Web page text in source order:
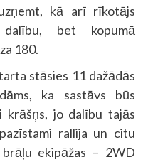
kā arī rīkotājs
bet kopumā
180.
stāsies 11 dažādās
ka sastāvs būs
krāšņs, jo dalību tajās
rallija un citu
ekipāžas – 2WD